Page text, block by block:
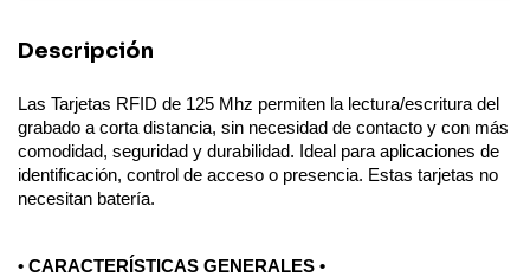
Descripción
Las Tarjetas RFID de 125 Mhz permiten la lectura/escritura del
grabado a corta distancia, sin necesidad de contacto y con más
comodidad, seguridad y durabilidad. Ideal para aplicaciones de
identificación, control de acceso o presencia. Estas tarjetas no
necesitan batería.
• CARACTERÍSTICAS GENERALES •